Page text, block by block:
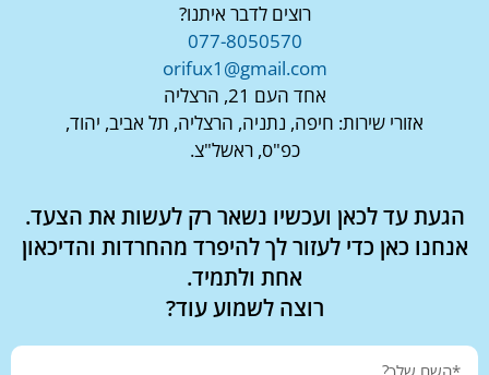
רוצים לדבר איתנו?
077-8050570
orifux1@gmail.com
אחד העם 21, הרצליה
אזורי שירות: חיפה, נתניה, הרצליה, תל אביב, יהוד,
כפ"ס, ראשל"צ.
הגעת עד לכאן ועכשיו נשאר רק לעשות את הצעד.
אנחנו כאן כדי לעזור לך להיפרד מהחרדות והדיכאון
אחת ולתמיד.
רוצה לשמוע עוד?